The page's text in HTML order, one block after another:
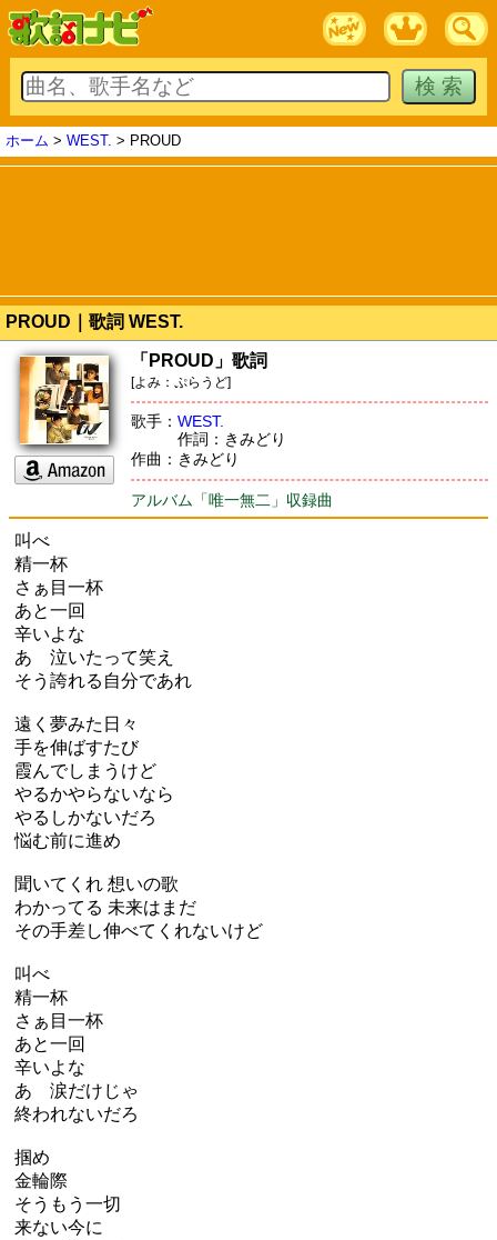
ホーム > WEST. > PROUD
PROUD｜歌詞 WEST.
「PROUD」歌詞
[よみ：ぷらうど]
歌手： WEST.
作詞：きみどり
作曲：きみどり
アルバム「唯一無二」収録曲
叫べ
精一杯
さぁ目一杯
あと一回
辛いよな
あゝ泣いたって笑え
そう誇れる自分であれ
遠く夢みた日々
手を伸ばすたび
霞んでしまうけど
やるかやらないなら
やるしかないだろ
悩む前に進め
聞いてくれ 想いの歌
わかってる 未来はまだ
その手差し伸べてくれないけど
叫べ
精一杯
さぁ目一杯
あと一回
辛いよな
あゝ涙だけじゃ
終われないだろ
掴め
金輪際
そうもう一切
来ない今に